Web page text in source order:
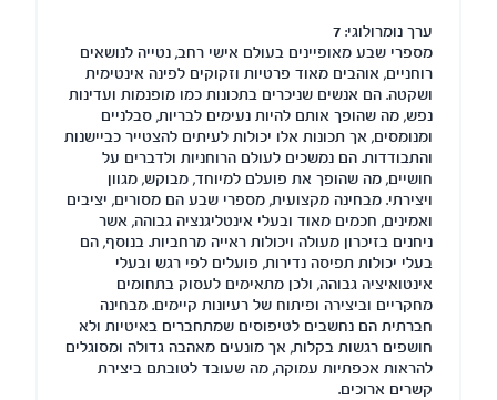
ערך נומרולוגי: 7
מספרי שבע מאופיינים בעולם אישי רחב, נטייה לנושאים
רוחניים, אוהבים מאוד פרטיות וזקוקים לפינה אינטימית
ושקטה. הם אנשים שניכרים בתכונות כמו מופנמות ועדינות
נפש, מה שהופך אותם להיות נעימים לבריות, סבלניים
ומנומסים, אך תכונות אלו יכולות לעיתים להצטייר כביישנות
והתבודדות. הם נמשכים לעולם הרוחניות ולדברים על
חושיים, מה שהופך את פועלם למיוחד, מבוקש, מגוון
ויצירתי. מבחינה מקצועית, מספרי שבע הם מסורים, יציבים
ואמינים, חכמים מאוד ובעלי אינטליגנציה גבוהה, אשר
ניחנים בזיכרון מעולה ויכולות ראייה מרחביות. בנוסף, הם
בעלי יכולות תפיסה נדירות, פועלים לפי רגש ובעלי
אינטואיציה גבוהה, ולכן מתאימים לעסוק בתחומים
מחקריים וביצירה ופיתוח של רעיונות קיימים. מבחינה
חברתית הם נחשבים לטיפוסים שמתחברים באיטיות ולא
חושפים רגשות בקלות, אך מונעים מאהבה גדולה ומסוגלים
להראות אכפתיות עמוקה, מה שעובד לטובתם ביצירת
קשרים ארוכים.